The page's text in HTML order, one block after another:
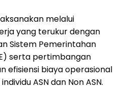
melalui
yang terukur dengan
Sistem Pemerintahan
serta pertimbangan
efisiensi biaya operasional
ASN dan Non ASN.